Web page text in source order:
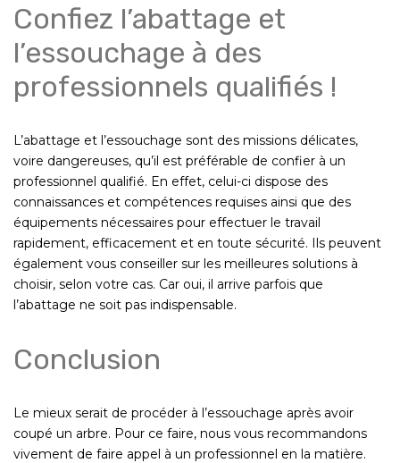
Confiez l’abattage et
l’essouchage à des
professionnels qualifiés !
L’abattage et l’essouchage sont des missions délicates,
voire dangereuses, qu’il est préférable de confier à un
professionnel qualifié. En effet, celui-ci dispose des
connaissances et compétences requises ainsi que des
équipements nécessaires pour effectuer le travail
rapidement, efficacement et en toute sécurité. Ils peuvent
également vous conseiller sur les meilleures solutions à
choisir, selon votre cas. Car oui, il arrive parfois que
l’abattage ne soit pas indispensable.
Conclusion
Le mieux serait de procéder à l’essouchage après avoir
coupé un arbre. Pour ce faire, nous vous recommandons
vivement de faire appel à un professionnel en la matière.